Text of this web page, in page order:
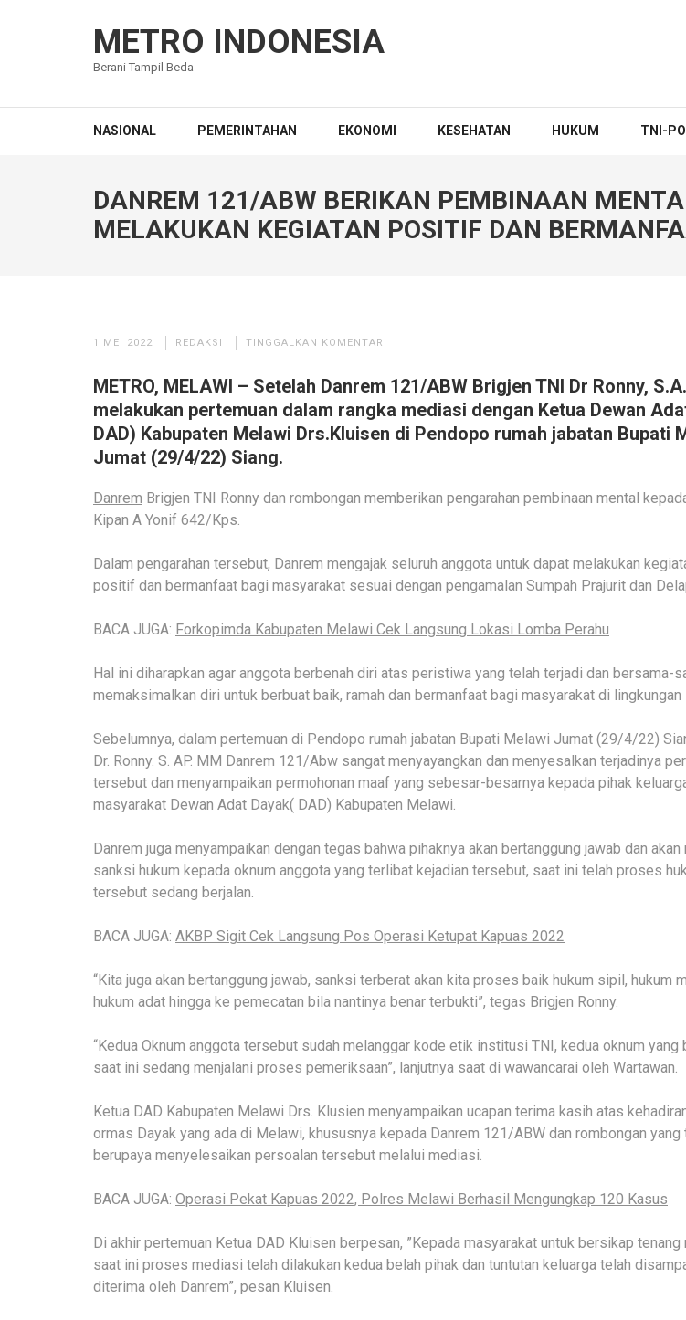
METRO INDONESIA
Berani Tampil Beda
NASIONAL PEMERINTAHAN EKONOMI KESEHATAN HUKUM TNI-
DANREM 121/ABW BERIKAN PEMBINAAN
MELAKUKAN KEGIATAN POSITIF DAN
1 MEI 2022 REDAKSI TINGGALKAN KOMENTAR
METRO, MELAWI – Setelah Danrem 121/ABW Brigjen TNI Dr Ronny,
melakukan pertemuan dalam rangka mediasi dengan Ketua Dewan
DAD) Kabupaten Melawi Drs.Kluisen di Pendopo rumah jabatan Bupati
Jumat (29/4/22) Siang.
Danrem Brigjen TNI Ronny dan rombongan memberikan pengarahan pembinaan mental
Kipan A Yonif 642/Kps.
Dalam pengarahan tersebut, Danrem mengajak seluruh anggota untuk dapat melakukan
positif dan bermanfaat bagi masyarakat sesuai dengan pengamalan Sumpah Prajurit dan
BACA JUGA: Forkopimda Kabupaten Melawi Cek Langsung Lokasi Lomba Perahu
Hal ini diharapkan agar anggota berbenah diri atas peristiwa yang telah terjadi dan bersama-
memaksimalkan diri untuk berbuat baik, ramah dan bermanfaat bagi masyarakat di lingkungan
Sebelumnya, dalam pertemuan di Pendopo rumah jabatan Bupati Melawi Jumat (29/4/22)
Dr. Ronny. S. AP. MM Danrem 121/Abw sangat menyayangkan dan menyesalkan terjadinya
tersebut dan menyampaikan permohonan maaf yang sebesar-besarnya kepada pihak
masyarakat Dewan Adat Dayak( DAD) Kabupaten Melawi.
Danrem juga menyampaikan dengan tegas bahwa pihaknya akan bertanggung jawab dan
sanksi hukum kepada oknum anggota yang terlibat kejadian tersebut, saat ini telah proses
tersebut sedang berjalan.
BACA JUGA: AKBP Sigit Cek Langsung Pos Operasi Ketupat Kapuas 2022
“Kita juga akan bertanggung jawab, sanksi terberat akan kita proses baik hukum sipil, hukum
hukum adat hingga ke pemecatan bila nantinya benar terbukti”, tegas Brigjen Ronny.
“Kedua Oknum anggota tersebut sudah melanggar kode etik institusi TNI, kedua oknum yang
saat ini sedang menjalani proses pemeriksaan”, lanjutnya saat di wawancarai oleh Wartawan.
Ketua DAD Kabupaten Melawi Drs. Klusien menyampaikan ucapan terima kasih atas
ormas Dayak yang ada di Melawi, khususnya kepada Danrem 121/ABW dan rombongan yang
berupaya menyelesaikan persoalan tersebut melalui mediasi.
BACA JUGA: Operasi Pekat Kapuas 2022, Polres Melawi Berhasil Mengungkap 120 Kasus
Di akhir pertemuan Ketua DAD Kluisen berpesan, ”Kepada masyarakat untuk bersikap tenang
saat ini proses mediasi telah dilakukan kedua belah pihak dan tuntutan keluarga telah
diterima oleh Danrem”, pesan Kluisen.